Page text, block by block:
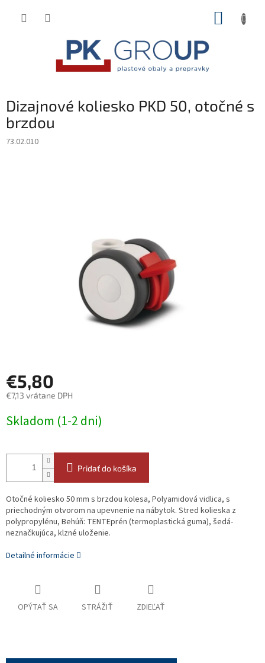
Dizajnové koliesko PKD 50, otočné s
brzdou
73.02.010
€5,80
€7,13 vrátane DPH
cena:
Skladom (1-2 dni)
Pridať do košíka
Otočné koliesko 50 mm s brzdou kolesa, Polyamidová vidlica, s
priechodným otvorom na upevnenie na nábytok. Stred kolieska z
polypropylénu, Behúň: TENTEprén (termoplastická guma), šedá-
neznačkujúca, klzné uloženie.
Detailné informácie
OPÝTAŤ SA STRÁŽIŤ ZDIEĽAŤ